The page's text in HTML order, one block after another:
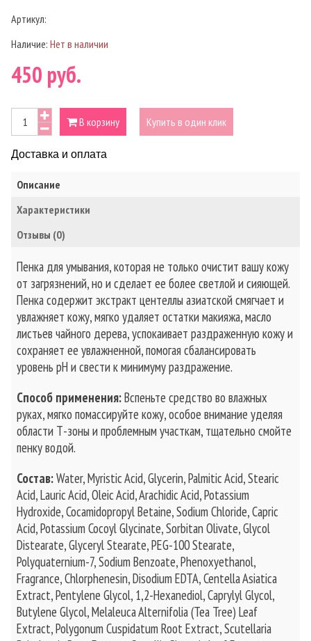
Артикул:
Наличие: Нет в наличии
450 руб.
В корзину Купить в один клик
Доставка и оплата
Описание
Характеристики
Отзывы (0)
Пенка для умывания, которая не только очистит вашу кожу
от загрязнений, но и сделает ее более светлой и сияющей.
Пенка содержит экстракт центеллы азиатской смягчает и
увлажняет кожу, мягко удаляет остатки макияжа, масло
листьев чайного дерева, успокаивает раздраженную кожу и
сохраняет ее увлажненной, помогая сбалансировать
уровень pH и свести к минимуму раздражение.
Способ применения:Вспеньте средство во влажных
руках, мягко помассируйте кожу, особое внимание уделяя
области Т-зоны и проблемным участкам, тщательно смойте
пенку водой.
Состав:Water, Myristic Acid, Glycerin, Palmitic Acid, Stearic
Acid, Lauric Acid, Oleic Acid, Arachidic Acid, Potassium
Hydroxide, Cocamidopropyl Betaine, Sodium Chloride, Capric
Acid, Potassium Cocoyl Glycinate, Sorbitan Olivate, Glycol
Distearate, Glyceryl Stearate, PEG-100 Stearate,
Polyquaternium-7, Sodium Benzoate, Phenoxyethanol,
Fragrance, Chlorphenesin, Disodium EDTA, Centella Asiatica
Extract, Pentylene Glycol, 1,2-Hexanediol, Caprylyl Glycol,
Butylene Glycol, Melaleuca Alternifolia (Tea Tree) Leaf
Extract, Polygonum Cuspidatum Root Extract, Scutellaria